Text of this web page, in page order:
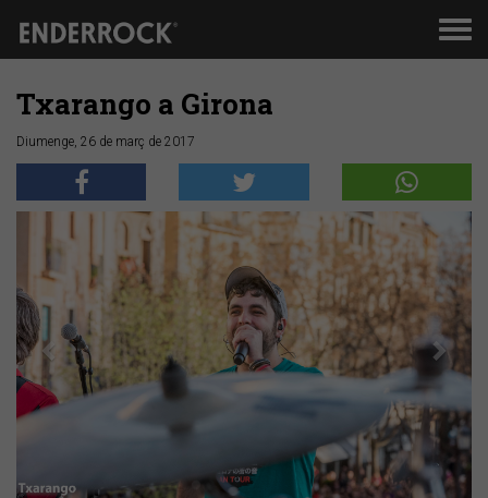
Txarango a Girona
Diumenge, 26 de març de 2017
Anterior